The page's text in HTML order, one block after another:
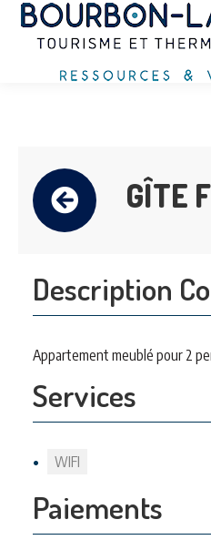
GÎTE
Description
Appartement meublé pour 2
Services
WIFI
Paiements